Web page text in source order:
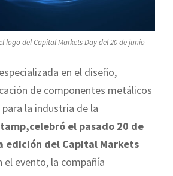
logo del Capital Markets Day del 20 de junio
en el diseño,
de componentes metálicos
la industria de la
el pasado 20 de
edición del Capital Markets
el evento, la compañía